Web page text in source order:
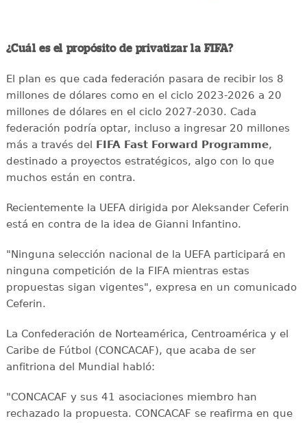
¿Cuál es el propósito de privatizar la FIFA?
El plan es que cada federación pasara de recibir los 8
millones de dólares como en el ciclo 2023-2026 a 20
millones de dólares en el ciclo 2027-2030. Cada
federación podría optar, incluso a ingresar 20 millones
más a través del FIFA Fast Forward Programme,
destinado a proyectos estratégicos, algo con lo que
muchos están en contra.
Recientemente la UEFA dirigida por Aleksander Ceferin
está en contra de la idea de Gianni Infantino.
"Ninguna selección nacional de la UEFA participará en
ninguna competición de la FIFA mientras estas
propuestas sigan vigentes", expresa en un comunicado
Ceferin.
La Confederación de Norteamérica, Centroamérica y el
Caribe de Fútbol (CONCACAF), que acaba de ser
anfitriona del Mundial habló:
"CONCACAF y sus 41 asociaciones miembro han
rechazado la propuesta. CONCACAF se reafirma en que